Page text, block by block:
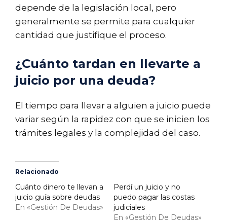
depende de la legislación local, pero
generalmente se permite para cualquier
cantidad que justifique el proceso.
¿Cuánto tardan en llevarte a
juicio por una deuda?
El tiempo para llevar a alguien a juicio puede
variar según la rapidez con que se inicien los
trámites legales y la complejidad del caso.
Relacionado
Cuánto dinero te llevan a
juicio guía sobre deudas
En «Gestión De Deudas»
Perdí un juicio y no
puedo pagar las costas
judiciales
En «Gestión De Deudas»